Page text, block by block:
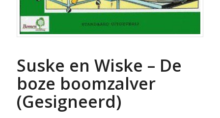
Suske en Wiske – De
boze boomzalver
(Gesigneerd)